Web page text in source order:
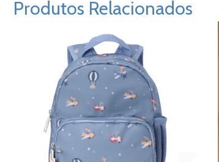
Produtos Relacionados